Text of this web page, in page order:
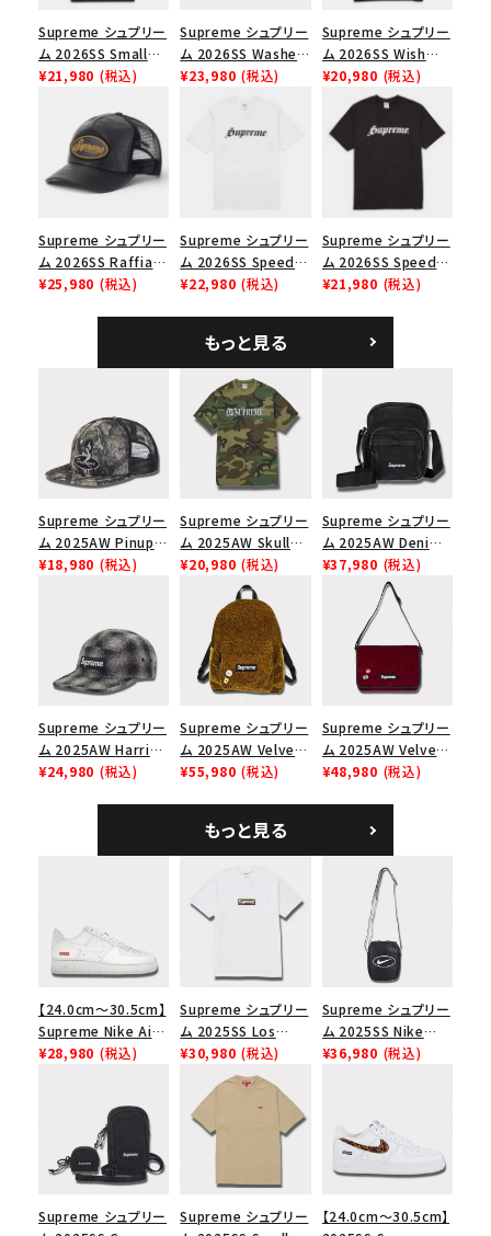
Supreme シュプリー
ム 2026SS Small
Box Tee スモールボ
¥21,980 (税込)
Supreme シュプリー
ム 2026SS Washed
Chino Twill Camp
ップ ブラック
¥23,980 (税込)
Supreme シュプリー
ム 2026SS Wish
Tee ウィッシュTシ
ャツ ブラック
¥20,980 (税込)
Supreme シュプリー
ム 2026SS Raffia
Mesh Back 5-Panel
¥25,980 (税込)
Supreme シュプリー
ム 2026SS Speed
Tee スピードTシャツ
¥22,980 (税込)
Supreme シュプリー
ム 2026SS Speed
Tee スピードTシャツ
¥21,980 (税込)
もっと見る
Supreme シュプリー
ム 2025AW Pinup
Mesh Back 5-Panel
ップ トゥルーティン
バーHTC フォールカ
¥18,980 (税込)
Supreme シュプリー
ム 2025AW Skull
Tee スカル Tシャ
ツ ウッドランドカモ
¥20,980 (税込)
Supreme シュプリー
ム 2025AW Denim
Shoulder Bag デニ
ム ショルダーバッグ
¥37,980 (税込)
Supreme シュプリー
ム 2025AW Harris
Tweed Camp Cap
¥24,980 (税込)
Supreme シュプリー
ム 2025AW Velvet
Backpack ベルベッ
¥55,980 (税込)
Supreme シュプリー
ム 2025AW Velvet
Small Messenger
バッグ レッドレオパー
ド
¥48,980 (税込)
もっと見る
【24.0cm～30.5cm】
Supreme Nike Air
Force 1 Low シュプ
ューズ ホワイト
¥28,980 (税込)
Supreme シュプリー
ム 2025SS Los
Angeles Fire Relief
Box Logo Tee ファ
イヤーリリーフボック
スロゴTシャツ ホワ
イト 白
¥30,980 (税込)
Supreme シュプリー
ム 2025SS Nike
Leather Shoulder
¥36,980 (税込)
Supreme シュプリー
Supreme シュプリー
【24.0cm～30.5cm】